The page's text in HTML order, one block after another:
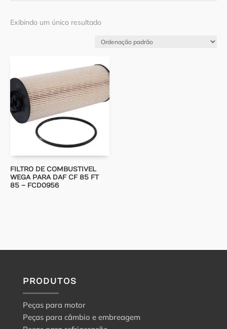
Exibindo um único resultado
FILTRO DE COMBUSTIVEL
WEGA PARA DAF CF 85 FT
85 – FCD0956
PRODUTOS
Peças para motor
Peças para câmbio e embreagem